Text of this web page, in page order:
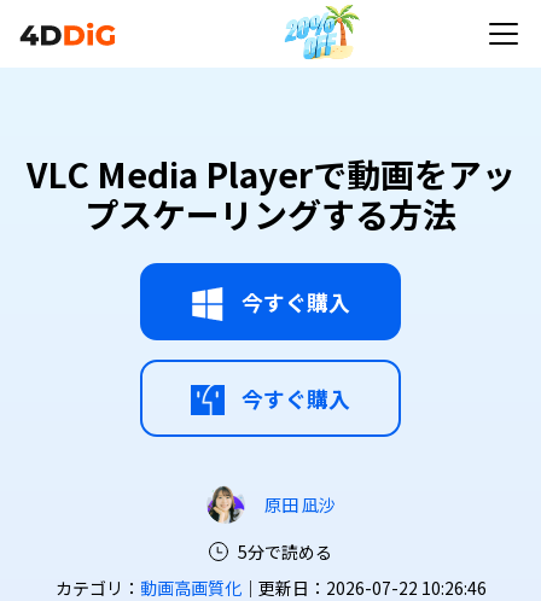
VLC Media Playerで動画をアッ
プスケーリングする方法
今すぐ購入
今すぐ購入
原田 凪沙
5分で読める
カテゴリ： 動画高画質化｜更新日：2026-07-22 10:26:46